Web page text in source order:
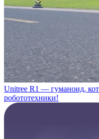
Unitree R1 — гуманоид,
робототехники!